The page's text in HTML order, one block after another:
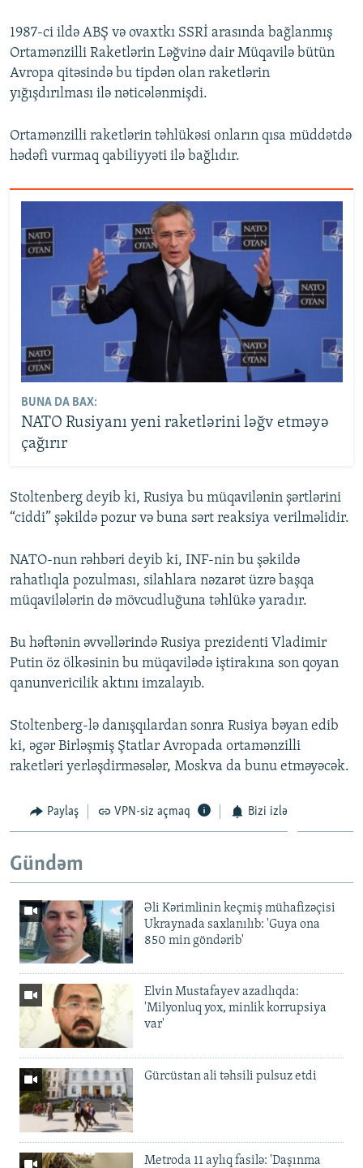
1987-ci ildə ABŞ və ovaxtkı SSRİ arasında bağlanmış
Ortamənzilli Raketlərin Ləğvinə dair Müqavilə bütün
Avropa qitəsində bu tipdən olan raketlərin
yığışdırılması ilə nəticələnmişdi.
Ortamənzilli raketlərin təhlükəsi onların qısa müddətdə
hədəfi vurmaq qabiliyyəti ilə bağlıdır.
BUNA DA BAX:
NATO Rusiyanı yeni raketlərini ləğv etməyə
çağırır
Stoltenberg deyib ki, Rusiya bu müqavilənin şərtlərini
“ciddi” şəkildə pozur və buna sərt reaksiya verilməlidir.
NATO-nun rəhbəri deyib ki, INF-nin bu şəkildə
rahatlıqla pozulması, silahlara nəzarət üzrə başqa
müqavilələrin də mövcudluğuna təhlükə yaradır.
Bu həftənin əvvəllərində Rusiya prezidenti Vladimir
Putin öz ölkəsinin bu müqavilədə iştirakına son qoyan
qanunvericilik aktını imzalayıb.
Stoltenberg-lə danışqılardan sonra Rusiya bəyan edib
ki, əgər Birləşmiş Ştatlar Avropada ortamənzilli
raketləri yerləşdirməsələr, Moskva da bunu etməyəcək.
Paylaş VPN-siz açmaq Bizi izlə
Gündəm
Əli Kərimlinin keçmiş mühafizəçisi
Ukraynada saxlanılıb: 'Guya ona
850 min göndərib'
Elvin Mustafayev azadlıqda:
'Milyonluq yox, minlik korrupsiya
var'
Gürcüstan ali təhsili pulsuz etdi
Metroda 11 aylıq fasilə: 'Daşınma